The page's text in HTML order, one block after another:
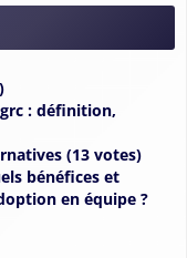
: définition,
(13 votes)
bénéfices et
en équipe ?